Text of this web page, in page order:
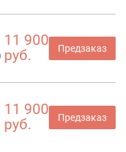
11 900
руб.
Предзаказ
11 900
руб.
Предзаказ